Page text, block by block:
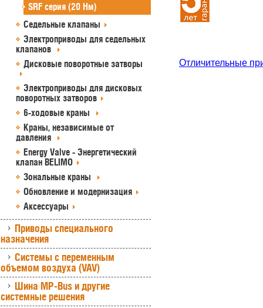
SRF серия (20 Нм)
Седельные клапаны
Электроприводы для седельных
клапанов
Дисковые поворотные затворы
Электроприводы для дисковых
поворотных затворов
6-ходовые краны
Краны, независимые от
давления
Energy Valve - Энергетический
клапан BELIMO
Зональные краны
Обновление и модернизация
Аксессуары
Приводы специального
назначения
Системы с переменным
объемом воздуха (VAV)
Шина MP-Bus и другие
системные решения
Отличительные